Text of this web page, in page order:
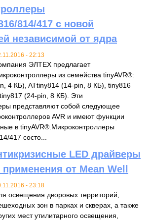
814/417 с новой
независимой от ядра
- 22:13
ЭЛТЕХ предлагает
из семейства tinyAVR®:
4 КБ), ATtiny814 (14-pin, 8 КБ), tiny816
(24-pin, 8 КБ). Эти
представляют собой следующее
AVR и имеют функции
в tinyAVR®.Микроконтроллеры
417 состо...
LED драйверы
применения от Mean Well
- 23:18
освещения дворовых территорий,
зон в парках и скверах, а также
мест утилитарного освещения,